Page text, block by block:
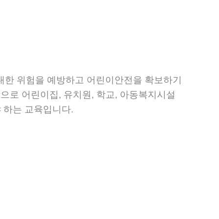
위험을 예방하고 어린이안전을 확보하기
로 어린이집, 유치원, 학교, 아동복지시설
는 교육입니다.